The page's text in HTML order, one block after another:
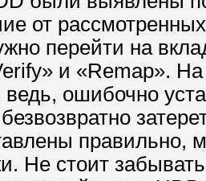
от
перейти на
и «Remap».
ошибочно
правильно,
Не стоит